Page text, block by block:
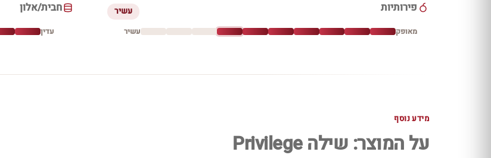
פירותיות עשיר
מאופק עשיר
חבית/אלון
עדין
מידע נוסף
על המוצר: שילה Privilege